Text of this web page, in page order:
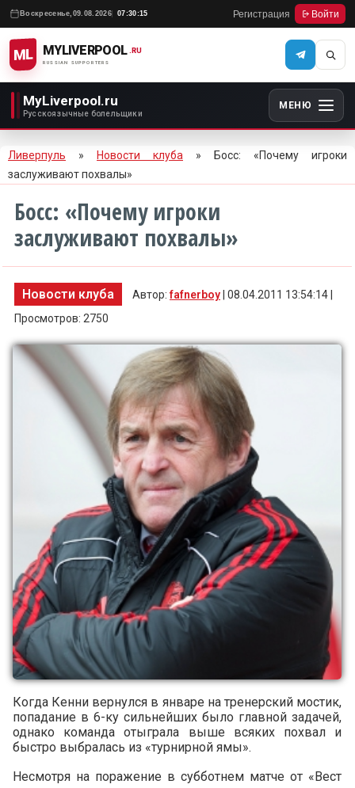
Воскресенье, 09.08.2026 07:30:15 Регистрация Войти
ML MYLIVERPOOL
RUSSIAN SUPPORTERS
.RU
MyLiverpool.ru
Русскоязычные болельщики
МЕНЮ
Ливерпуль » Новости клуба » Босс: «Почему игроки
заслуживают похвалы»
Босс: «Почему игроки
заслуживают похвалы»
Новости клуба Автор:fafnerboy | 08.04.2011 13:54:14 |
Просмотров: 2750
Когда Кенни вернулся в январе на тренерский мостик,
попадание в 6-ку сильнейших было главной задачей,
однако команда отыграла выше всяких похвал и
быстро выбралась из «турнирной ямы».
Несмотря на поражение в субботнем матче от «Вест